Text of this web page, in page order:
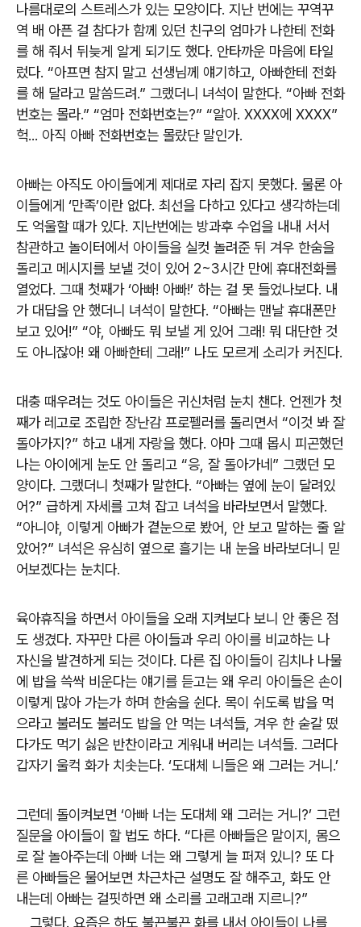
나름대로의 스트레스가 있는 모양이다. 지난 번에는 꾸역꾸
역 배 아픈 걸 참다가 함께 있던 친구의 엄마가 나한테 전화
를 해 줘서 뒤늦게 알게 되기도 했다. 안타까운 마음에 타일
렀다. “아프면 참지 말고 선생님께 얘기하고, 아빠한테 전화
를 해 달라고 말씀드려.” 그랬더니 녀석이 말한다. “아빠 전화
번호는 몰라.” “엄마 전화번호는?” “알아. XXXX에 XXXX”
헉... 아직 아빠 전화번호는 몰랐단 말인가.
아빠는 아직도 아이들에게 제대로 자리 잡지 못했다. 물론 아
이들에게 ‘만족’이란 없다. 최선을 다하고 있다고 생각하는데
도 억울할 때가 있다. 지난번에는 방과후 수업을 내내 서서
참관하고 놀이터에서 아이들을 실컷 놀려준 뒤 겨우 한숨을
돌리고 메시지를 보낼 것이 있어 2~3시간 만에 휴대전화를
열었다. 그때 첫째가 ‘아빠! 아빠!’ 하는 걸 못 들었나보다. 내
가 대답을 안 했더니 녀석이 말한다. “아빠는 맨날 휴대폰만
보고 있어!” “야, 아빠도 뭐 보낼 게 있어 그래! 뭐 대단한 것
도 아니잖아! 왜 아빠한테 그래!” 나도 모르게 소리가 커진다.
대충 때우려는 것도 아이들은 귀신처럼 눈치 챈다. 언젠가 첫
째가 레고로 조립한 장난감 프로펠러를 돌리면서 “이것 봐 잘
돌아가지?” 하고 내게 자랑을 했다. 아마 그때 몹시 피곤했던
나는 아이에게 눈도 안 돌리고 “응, 잘 돌아가네” 그랬던 모
양이다. 그랬더니 첫째가 말한다. “아빠는 옆에 눈이 달려있
어?” 급하게 자세를 고쳐 잡고 녀석을 바라보면서 말했다.
“아니야, 이렇게 아빠가 곁눈으로 봤어, 안 보고 말하는 줄 알
았어?” 녀석은 유심히 옆으로 흘기는 내 눈을 바라보더니 믿
어보겠다는 눈치다.
육아휴직을 하면서 아이들을 오래 지켜보다 보니 안 좋은 점
도 생겼다. 자꾸만 다른 아이들과 우리 아이를 비교하는 나
자신을 발견하게 되는 것이다. 다른 집 아이들이 김치나 나물
에 밥을 쓱싹 비운다는 얘기를 듣고는 왜 우리 아이들은 손이
이렇게 많아 가는가 하며 한숨을 쉰다. 목이 쉬도록 밥을 먹
으라고 불러도 불러도 밥을 안 먹는 녀석들, 겨우 한 숟갈 떴
다가도 먹기 싫은 반찬이라고 게워내 버리는 녀석들. 그러다
갑자기 울컥 화가 치솟는다. ‘도대체 니들은 왜 그러는 거니.’
그런데 돌이켜보면 ‘아빠 너는 도대체 왜 그러는 거니?’ 그런
질문을 아이들이 할 법도 하다. “다른 아빠들은 말이지, 몸으
로 잘 놀아주는데 아빠 너는 왜 그렇게 늘 퍼져 있니? 또 다
른 아빠들은 물어보면 차근차근 설명도 잘 해주고, 화도 안
내는데 아빠는 걸핏하면 왜 소리를 고래고래 지르니?”
그렇다. 요즘은 하도 불끈불끈 화를 내서 아이들이 나를